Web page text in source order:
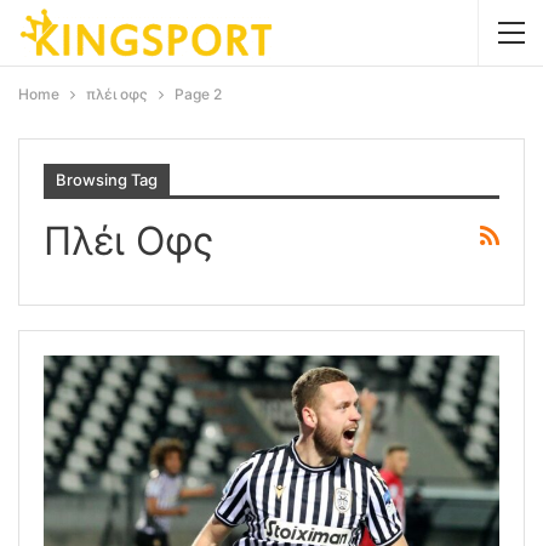
Home πλέι οφς Page 2
Browsing Tag
Πλέι Οφς